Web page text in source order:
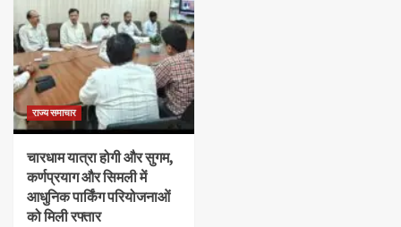
राज्य समाचार
चारधाम यात्रा होगी और सुगम,
कर्णप्रयाग और सिमली में
आधुनिक पार्किंग परियोजनाओं
को मिली रफ्तार